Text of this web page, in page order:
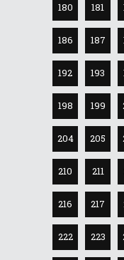
180 181
186 187
192 193
198 199
204 205
210 211
216 217
222 223